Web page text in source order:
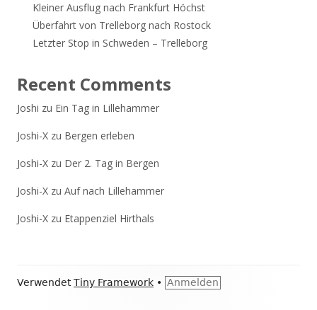
Kleiner Ausflug nach Frankfurt Höchst
Überfahrt von Trelleborg nach Rostock
Letzter Stop in Schweden – Trelleborg
Recent Comments
Joshi zu Ein Tag in Lillehammer
Joshi-X zu Bergen erleben
Joshi-X zu Der 2. Tag in Bergen
Joshi-X zu Auf nach Lillehammer
Joshi-X zu Etappenziel Hirthals
Footer
VerwendetTiny Framework • Anmelden